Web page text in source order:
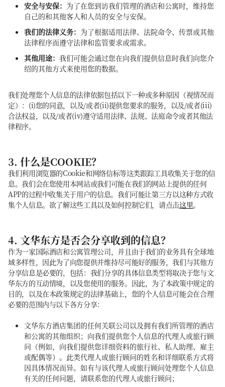
安全与安保： 为了在您到访我们管理的酒店和公寓时，维持您
自己的和其他客人和人员的安全与安保。
我们的法律义务： 为了根据适用法律、法院命令、传票或其他
法律程序而遵守法律和监管要求或需求。
其他用途： 我们可能会通过您在向我们提供信息时我们向您介
绍的其他方式来使用您的数据。
我们处理您个人信息的法律依据包括以下一种或多种原因（视情况而
定）：(i)您的同意，以及/或者(ii)提供您要求的服务，以及/或者(iii)
合法权益，以及/或者(iv)遵守适用法律、法规、法庭命令或者其他法
律程序。
3. 什么是COOKIE？
我们利用浏览器的Cookie和网络信标等这类跟踪工具收集关于您的信
息。我们会在您使用本网站或我们可能在我们的网站上提供的任何
APP的过程中收集关于用户的信息。我们可能让第三方以这种方式收
集个人信息。欲了解这些工具以及如何控制它们，请点击这里。
4. 文华东方是否会分享收到的信息？
作为一家国际酒店和公寓管理公司，并且由于我们的业务具有全球地
域多样性，因此为了向您提供并维持尽可能好的服务，我们与其他方
分享信息是必要的，包括：我们分享的具体信息类型将取决于您与文
华东方的互动情境，以及您使用的服务。因此，为了本政策中规定的
目的，以及在本政策规定的法律基础上，您的个人信息可能会在合理
必要的范围内与以下各方分享：
文华东方酒店集团的任何关联公司以及拥有我们所管理的酒店
和公寓的其他组织；向我们提供您个人信息的代理人或旅行顾
问（例如，向我们提供您详细资料的旅行社、私人助理、雇主
或配偶等）。此类代理人或旅行顾问的姓名和详细联系方式将
因具体情况而异。如有与该代理人或旅行顾问处理您个人信息
有关的任何问题，请联系您的代理人或旅行顾问；